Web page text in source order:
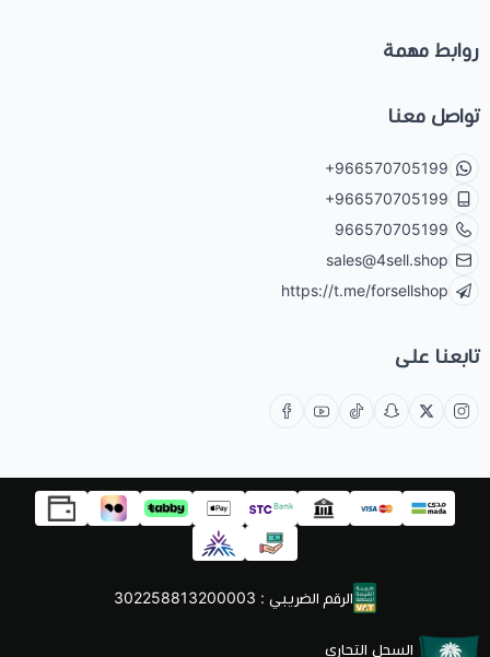
روابط مهمة
تواصل معنا
+966570705199
+966570705199
966570705199
sales@4sell.shop
https://t.me/forsellshop
تابعنا على
السجل التجاري
الرقم الضريبي : 302258813200003